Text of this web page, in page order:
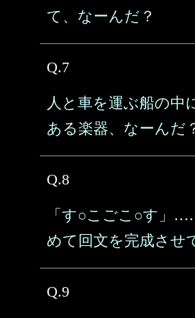
て、なーんだ？
Q.7
人と車を運ぶ船の中
ある楽器、なーんだ
Q.8
「す○こごこ○す」
めて回文を完成させ
Q.9